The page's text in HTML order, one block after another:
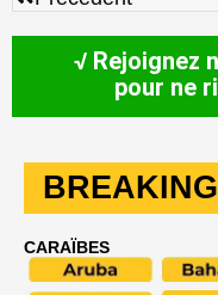
√ Rejoignez
pour ne
CARAÏBES